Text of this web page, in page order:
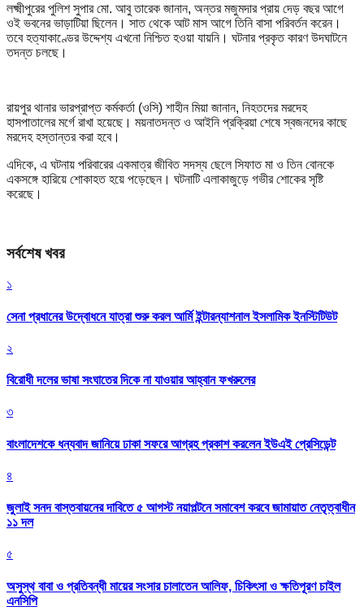
লক্ষ্মীপুরের পুলিশ সুপার মো. আবু তারেক জানান, অন্তর মজুমদার প্রায় দেড় বছর আগে
ওই ভবনের ভাড়াটিয়া ছিলেন। সাত থেকে আট মাস আগে তিনি বাসা পরিবর্তন করেন।
তবে হত্যাকাণ্ডের উদ্দেশ্য এখনো নিশ্চিত হওয়া যায়নি। ঘটনার প্রকৃত কারণ উদঘাটনে
তদন্ত চলছে।
রায়পুর থানার ভারপ্রাপ্ত কর্মকর্তা (ওসি) শাহীন মিয়া জানান, নিহতদের মরদেহ
হাসপাতালের মর্গে রাখা হয়েছে। ময়নাতদন্ত ও আইনি প্রক্রিয়া শেষে স্বজনদের কাছে
মরদেহ হস্তান্তর করা হবে।
এদিকে, এ ঘটনায় পরিবারের একমাত্র জীবিত সদস্য ছেলে সিফাত মা ও তিন বোনকে
একসঙ্গে হারিয়ে শোকাহত হয়ে পড়েছেন। ঘটনাটি এলাকাজুড়ে গভীর শোকের সৃষ্টি
করেছে।
সর্বশেষ খবর
১
সেনা প্রধানের উদ্বোধনে যাত্রা শুরু করল আর্মি ইন্টারন্যাশনাল ইসলামিক ইনস্টিটিউট
২
বিরোধী দলের ভাষা সংঘাতের দিকে না যাওয়ার আহ্বান ফখরুলের
৩
বাংলাদেশকে ধন্যবাদ জানিয়ে ঢাকা সফরে আগ্রহ প্রকাশ করলেন ইউএই প্রেসিডেন্ট
৪
জুলাই সনদ বাস্তবায়নের দাবিতে ৫ আগস্ট নয়াপল্টনে সমাবেশ করবে জামায়াত নেতৃত্বাধীন
১১ দল
৫
অসুস্থ বাবা ও প্রতিবন্ধী মায়ের সংসার চালাতেন আলিফ, চিকিৎসা ও ক্ষতিপূরণ চাইল
এনসিপি